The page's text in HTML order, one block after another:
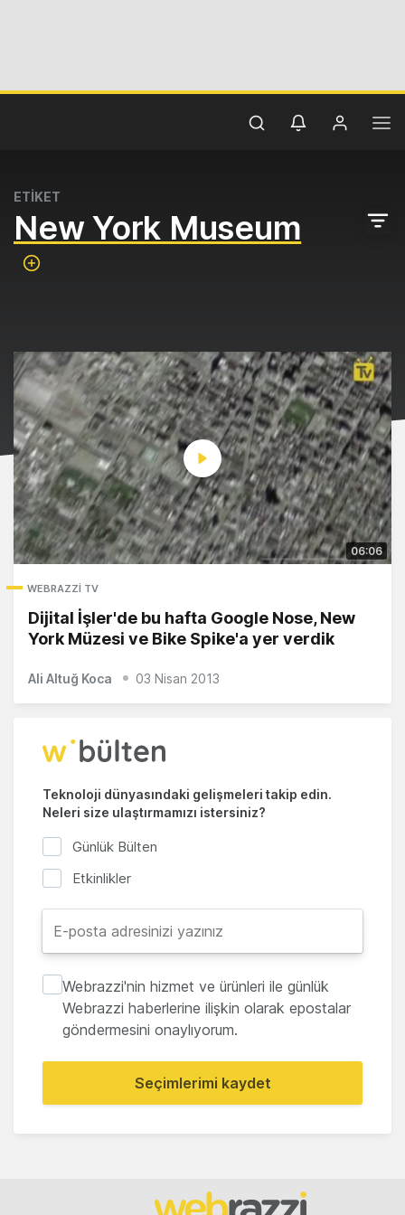
ETİKET
New York Museum
WEBRAZZI TV
Dijital İşler'de bu hafta Google Nose, New
York Müzesi ve Bike Spike'a yer verdik
06:06
Ali Altuğ Koca 03 Nisan 2013
Teknoloji dünyasındaki gelişmeleri takip edin.
Neleri size ulaştırmamızı istersiniz?
Günlük Bülten
Etkinlikler
Webrazzi'nin hizmet ve ürünleri ile günlük
Webrazzi haberlerine ilişkin olarak epostalar
göndermesini onaylıyorum.
Seçimlerimi kaydet